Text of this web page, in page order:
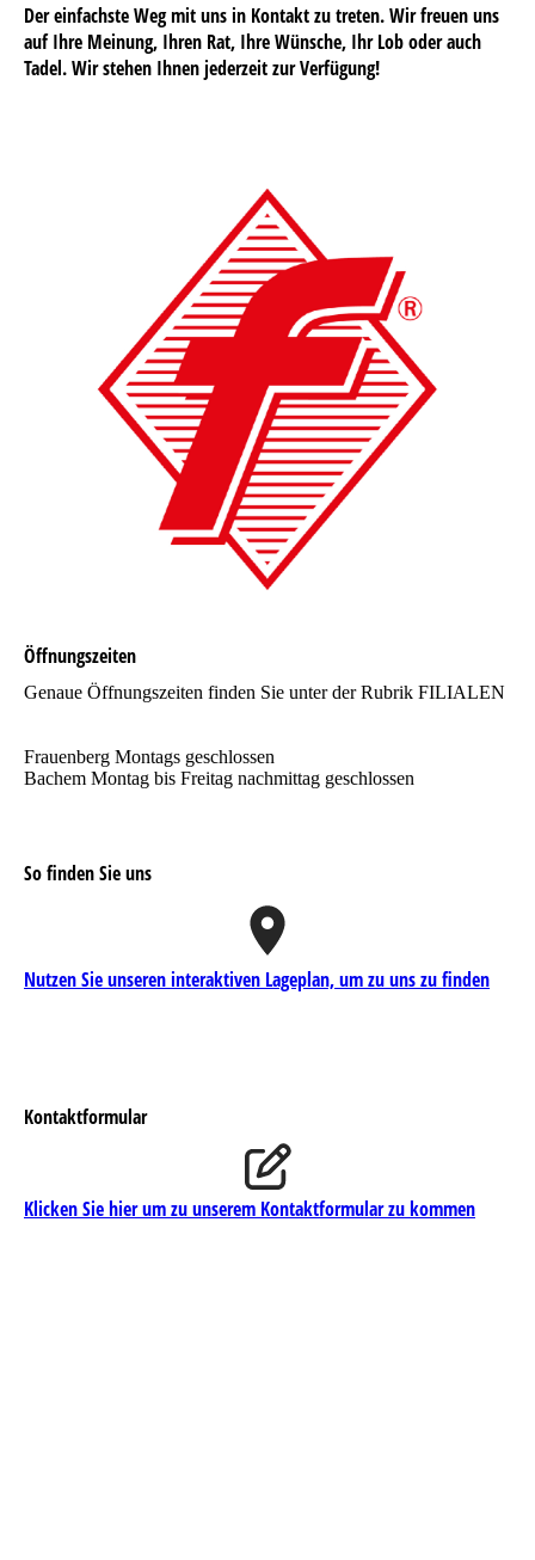
Der einfachste Weg mit uns in Kontakt zu treten. Wir freuen uns
auf Ihre Meinung, Ihren Rat, Ihre Wünsche, Ihr Lob oder auch
Tadel. Wir stehen Ihnen jederzeit zur Verfügung!
Öffnungszeiten
Genaue Öffnungszeiten finden Sie unter der Rubrik FILIALEN
Frauenberg Montags geschlossen
Bachem Montag bis Freitag nachmittag geschlossen
So finden Sie uns
Nutzen Sie unseren interaktiven La­ge­plan, um zu uns zu finden
Kontaktformular
Klicken Sie hier um zu unserem Kon­takt­for­mu­lar zu kommen